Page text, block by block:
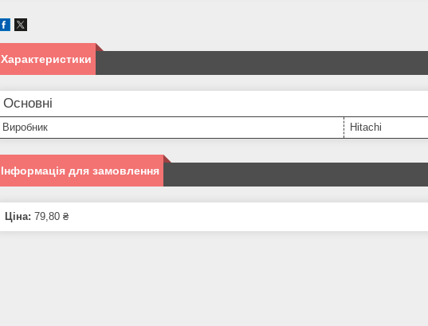
Характеристики
Основні
Виробник Hitachi
Інформація для замовлення
Ціна: 79,80 ₴